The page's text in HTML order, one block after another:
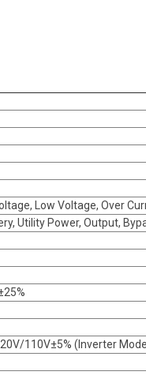
Low Voltage, Over
Utility Power, Output,
110V±5% (Inverter